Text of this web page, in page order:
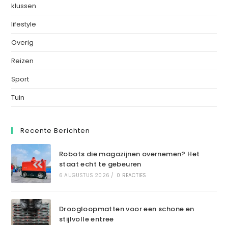
klussen
lifestyle
Overig
Reizen
Sport
Tuin
Recente Berichten
Robots die magazijnen overnemen? Het
staat echt te gebeuren
6 AUGUSTUS 2026 / 0 REACTIES
Droogloopmatten voor een schone en
stijlvolle entree